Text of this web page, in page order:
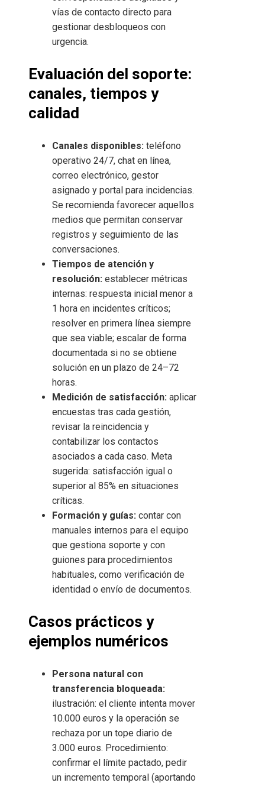
vías de contacto directo para
gestionar desbloqueos con
urgencia.
Evaluación del soporte:
canales, tiempos y
calidad
Canales disponibles: teléfono
operativo 24/7, chat en línea,
correo electrónico, gestor
asignado y portal para incidencias.
Se recomienda favorecer aquellos
medios que permitan conservar
registros y seguimiento de las
conversaciones.
Tiempos de atención y
resolución: establecer métricas
internas: respuesta inicial menor a
1 hora en incidentes críticos;
resolver en primera línea siempre
que sea viable; escalar de forma
documentada si no se obtiene
solución en un plazo de 24–72
horas.
Medición de satisfacción: aplicar
encuestas tras cada gestión,
revisar la reincidencia y
contabilizar los contactos
asociados a cada caso. Meta
sugerida: satisfacción igual o
superior al 85% en situaciones
críticas.
Formación y guías: contar con
manuales internos para el equipo
que gestiona soporte y con
guiones para procedimientos
habituales, como verificación de
identidad o envío de documentos.
Casos prácticos y
ejemplos numéricos
Persona natural con
transferencia bloqueada:
ilustración: el cliente intenta mover
10.000 euros y la operación se
rechaza por un tope diario de
3.000 euros. Procedimiento:
confirmar el límite pactado, pedir
un incremento temporal (aportando